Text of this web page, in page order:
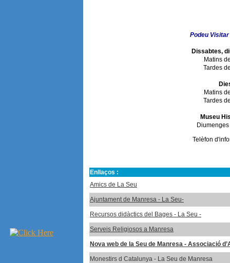
Podeu
Dissabtes,
Matins
Tardes
Matins
Tardes
Museu
Telèfon
Enllaços :
Amics de La Seu
Ajuntament de Manresa - La Seu-
Recursos didàctics del Bages - La Seu -
Serveis Religiosos a Manresa
Nova web de la Seu de Manresa - Associació
Monestirs d Catalunya - La Seu de Manresa